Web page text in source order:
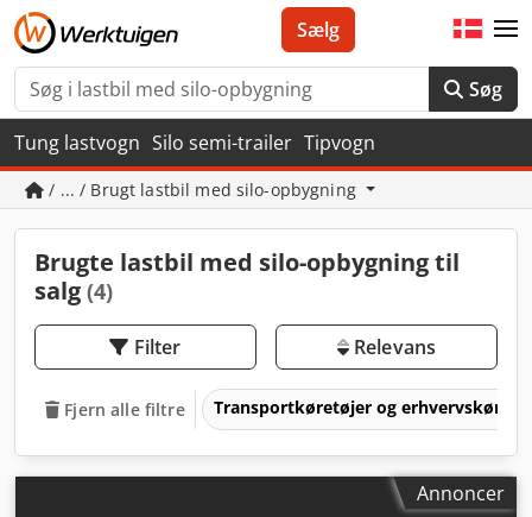
Søg
Sælg
Tung lastvogn Silo semi-trailer Tipvogn
/ ... / Brugt lastbil med silo-opbygning
Brugte lastbil med silo-opbygning til
salg (4)
Filter Relevans
Fjern alle filtre Transportkøretøjer og
Annoncer